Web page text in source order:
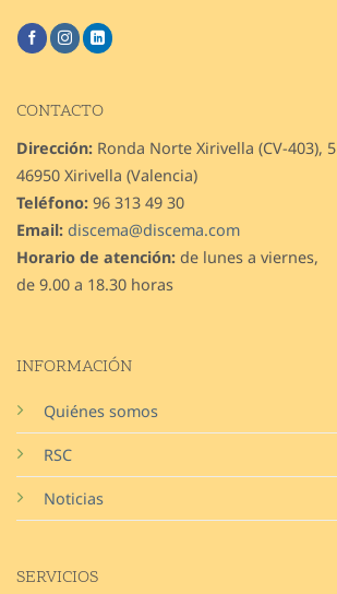
INFORMACIÓN
Quiénes somos
RSC
Noticias
SERVICIOS
CONTACTO
Dirección: Ronda Norte Xirivella (CV-403), 5
46950 Xirivella (Valencia)
Teléfono: 96 313 49 30
Email: discema@discema.com
Horario de atención: de lunes a viernes,
de 9.00 a 18.30 horas